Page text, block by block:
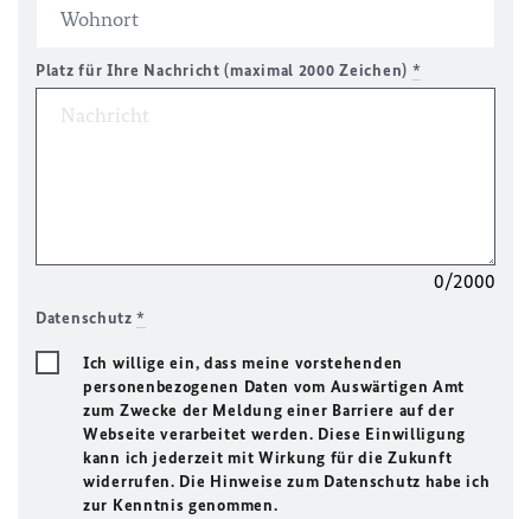
Platz für Ihre Nachricht (maximal 2000 Zeichen) *
0/2000
Datenschutz*
Ich willige ein, dass meine vorstehenden
personenbezogenen Daten vom Auswärtigen Amt
zum Zwecke der Meldung einer Barriere auf der
Webseite verarbeitet werden. Diese Einwilligung
kann ich jederzeit mit Wirkung für die Zukunft
widerrufen. Die Hinweise zum Datenschutz habe ich
zur Kenntnis genommen.